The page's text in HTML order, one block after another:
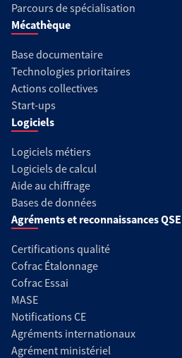
Parcours de spécialisation
Mécathèque
Base documentaire
Technologies prioritaires
Actions collectives
Start-ups
Logiciels
Logiciels métiers
Logiciels de calcul
Aide au chiffrage
Bases de données
Agréments et reconnaissances QSE
Certifications qualité
Cofrac Étalonnage
Cofrac Essai
MASE
Notifications CE
Agréments internationaux
Agrément ministériel